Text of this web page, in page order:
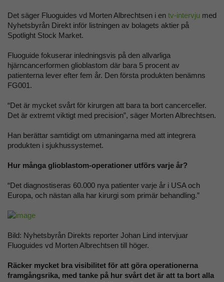
Det säger Fluoguides vd Morten Albrechtsen i en tv-intervju med
Nyhetsbyrån Direkt inför listningen av bolagets aktier på
Spotlight Stock Market.
Fluoguide fokuserar inledningsvis på den allvarliga
hjärncancerformen glioblastom där bara 5 procent av
patienterna lever efter fem år. Den första produkten benämns
FG001.
“Det är mycket svårt för kirurgen att bara ta bort cancerceller.
Det är extremt viktigt med precision”, säger Morten Albrechtsen.
Han berättar samtidigt om utmaningarna med att integrera
produkten i sjukhussystemet.
Hur många glioblastom-operationer utförs varje år?
“Det diagnostiseras 60.000 nya patienter varje år i USA och
Europa, och nästan alla har kirurgi som primär behandling.”
Bild: Nyhetsbyrån Direkts reporter Johan Lind intervjuar
Fluoguides vd Morten Albrechtsen till höger.
Räcker mycket bra visibilitet för att göra operationerna
framgångsrika, med tanke på hur svårt det är att ta bort alla